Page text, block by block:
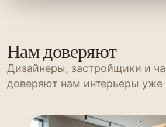
Нам доверяют
Дизайнеры, застройщики и
доверяют нам интерьеры уже